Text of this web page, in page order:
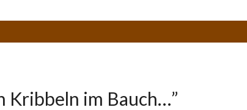
Kribbeln im Bauch…”